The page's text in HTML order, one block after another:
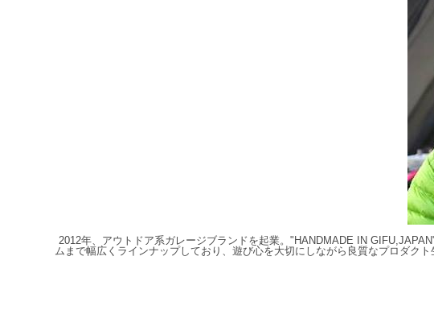
2012年、アウトドア系ガレージブランドを起業。"HANDMADE IN
ムまで幅広くラインナップしており、遊び心を大切にしながら良質なプロダク